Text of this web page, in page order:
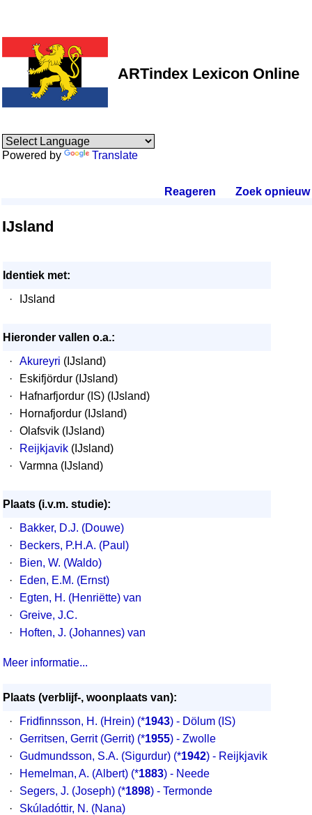
ARTindex Lexicon Online
Powered by Translate
Reageren Zoek opnieuw.
IJsland
Identiek met:
·
IJsland
Hieronder vallen o.a.:
·
Akureyri (IJsland)
·
Eskifjördur (IJsland)
·
Hafnarfjordur (IS) (IJsland)
·
Hornafjordur (IJsland)
·
Olafsvik (IJsland)
·
Reijkjavik (IJsland)
·
Varmna (IJsland)
Plaats (i.v.m. studie):
·
Bakker, D.J. (Douwe)
·
Beckers, P.H.A. (Paul)
·
Bien, W. (Waldo)
·
Eden, E.M. (Ernst)
·
Egten, H. (Henriëtte) van
·
Greive, J.C.
·
Hoften, J. (Johannes) van
Meer informatie...
Plaats (verblijf-, woonplaats van):
·
Fridfinnsson, H. (Hrein) (*1943) - Dölum (IS)
·
Gerritsen, Gerrit (Gerrit) (*1955) - Zwolle
·
Gudmundsson, S.A. (Sigurdur) (*1942) - Reijkjavik
·
Hemelman, A. (Albert) (*1883) - Neede
·
Segers, J. (Joseph) (*1898) - Termonde
·
Skúladóttir, N. (Nana)